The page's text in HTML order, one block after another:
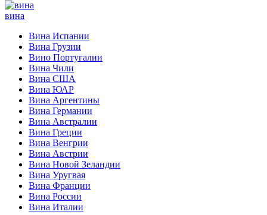
вина
Вина Испании
Вина Грузии
Вино Португалии
Вина Чили
Вина США
Вина ЮАР
Вина Аргентины
Вина Германии
Вина Австралии
Вина Греции
Вина Венгрии
Вина Австрии
Вина Новой Зеландии
Вина Уругвая
Вина Франции
Вина России
Вина Италии